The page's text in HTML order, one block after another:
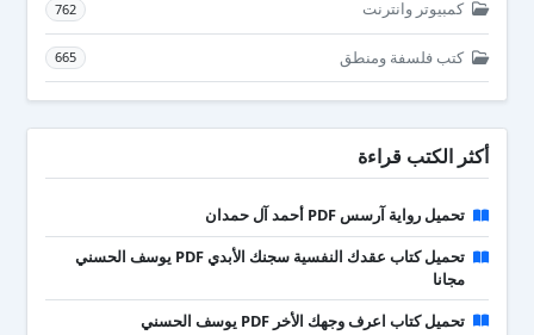
كمبيوتر وانترنت 762
كتب فلسفة ومنطق 665
أكثر الكتب قراءة
تحميل رواية آرسس PDF أحمد آل حمدان
تحميل كتاب عقدك النفسية سجنك الأبدي PDF يوسف الحسني
مجانا
تحميل كتاب اعرف وجهك الأخر PDF يوسف الحسني